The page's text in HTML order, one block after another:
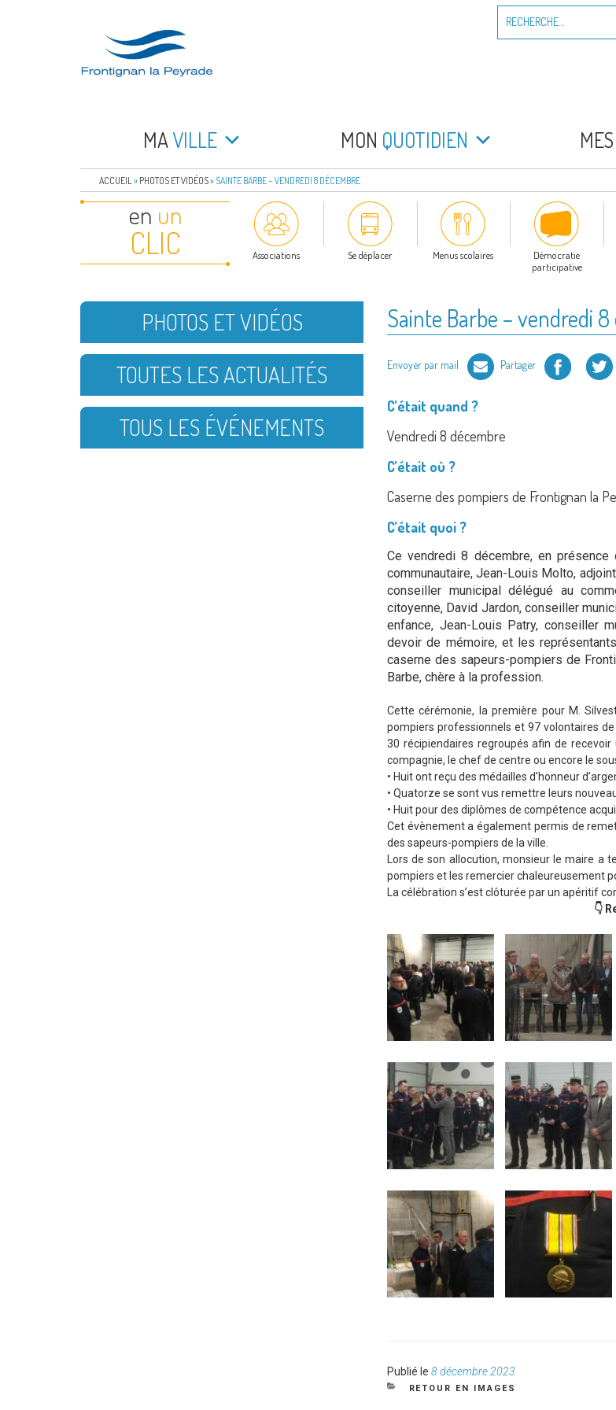
FRONTIGNAN LA PEYRADE
pour
MAVILLE MON QUOTIDIEN MES
ACCUEIL » PHOTOS ET VIDÉOS» SAINTE BARBE – VENDREDI 8 DÉCEMBRE
en un
CLIC Associations Se déplacer Menus scolaires
Démocratie
participative
Sainte Barbe – vendredi
Envoyer par mail Partager Facebook Twitter
C’était quand ?
Vendredi 8 décembre
C’était où ?
Caserne des pompiers de Frontignan la
C’était quoi ?
Ce vendredi 8 décembre, en
communautaire, Jean-Louis Molto,
conseiller municipal délégué au
citoyenne, David Jardon, conseiller
enfance, Jean-Louis Patry, conseiller
devoir de mémoire, et les
caserne des sapeurs-pompiers de
Barbe, chère à la profession.
Cette cérémonie, la première pour M.
pompiers professionnels et 97 volontaires
30 récipiendaires regroupés afin de
compagnie, le chef de centre ou encore le
• Huit ont reçu des médailles d’honneur
• Quatorze se sont vus remettre leurs
• Huit pour des diplômes de compétence
Cet évènement a également permis de
des sapeurs-pompiers de la ville.
Lors de son allocution, monsieur le maire a
pompiers et les remercier chaleureusement
La célébration s’est clôturée par un apéritif
👇
Publié le Publié
le
8 décembre 2023
CATÉGORIES
RETOUR EN IMAGES
PHOTOS ET VIDÉOS
TOUTES LES ACTUALITÉS
TOUS LES ÉVÉNEMENTS